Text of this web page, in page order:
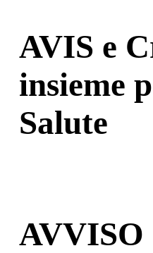
AVIS e
insieme
Salute